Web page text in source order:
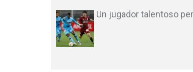
Un jugador talentoso